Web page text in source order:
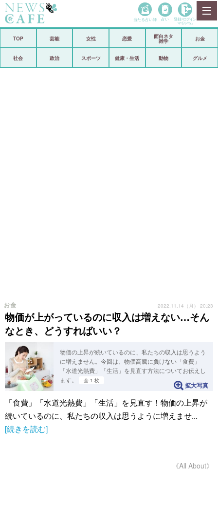
政治
当たる占い師 占い 登録• ログイン
マイルーム
TOP 芸能 女性 恋愛
面白ネタ
雑学
お金
社会 政治 スポーツ 健康・生活 動物 グルメ
物価が上がっているのに収入は増えない…そん
なとき、どうすればいい？
お金 2022.11.14（月） 20:23
物価の上昇が続いているのに、私たちの収入は思うよう
に増えません。今回は、物価高騰に負けない「食費」
「水道光熱費」「生活」を見直す方法についてお伝えし
ます。
全 1 枚
拡大写真
「食費」「水道光熱費」「生活」を見直す！物価の上昇が
続いているのに、私たちの収入は思うように増えませ...
[続きを読む]
《All About》